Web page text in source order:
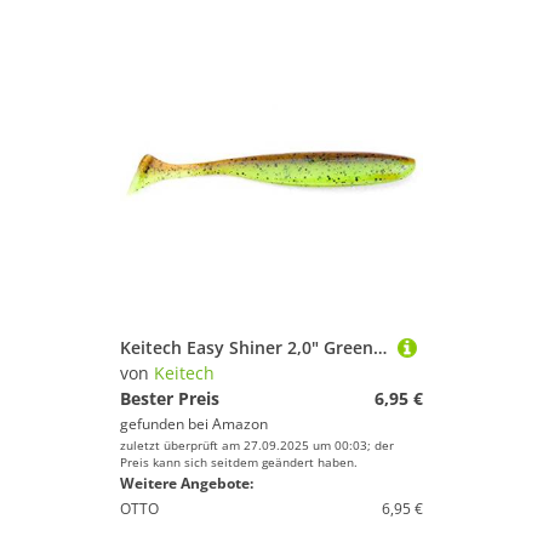
Keitech Easy Shiner 2,0" Green Pumpkin/Chartreuse
von Keitech
Bester Preis
6,95 €
gefunden bei Amazon
zuletzt überprüft am 27.09.2025 um 00:03; der
Preis kann sich seitdem geändert haben.
Weitere Angebote:
OTTO
6,95 €